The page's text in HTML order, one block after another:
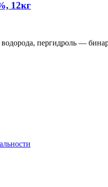
12кг
пергидроль —